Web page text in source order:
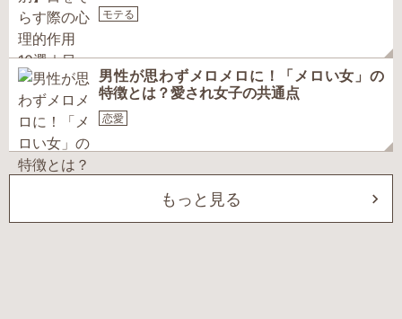
モテる
男性が思わずメロメロに！「メロい女」の
特徴とは？愛され女子の共通点
恋愛
もっと見る